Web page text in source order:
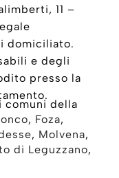
11 –
domiciliato.
e degli
presso la
della
, Foza,
, Molvena,
di Leguzzano,